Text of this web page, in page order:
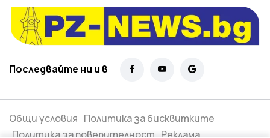
Последвайте ни и в
Общи условия Политика за бисквитките
Политика за поверителност Реклама